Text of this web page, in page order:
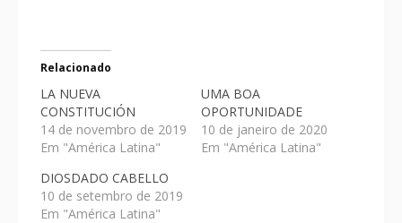
Relacionado
LA NUEVA
CONSTITUCIÓN
14 de novembro de 2019
Em "América Latina"
UMA BOA
OPORTUNIDADE
10 de janeiro de 2020
Em "América Latina"
DIOSDADO CABELLO
10 de setembro de 2019
Em "América Latina"